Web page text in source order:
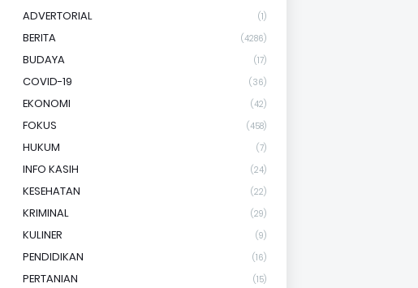
ADVERTORIAL (1)
BERITA (4286)
BUDAYA (17)
COVID-19 (36)
EKONOMI (42)
FOKUS (458)
HUKUM (7)
INFO KASIH (24)
KESEHATAN (22)
KRIMINAL (29)
KULINER (9)
PENDIDIKAN (16)
PERTANIAN (15)